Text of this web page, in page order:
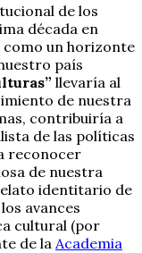
de los
década en
como un horizonte
país
llevaría al
de nuestra
contribuiría a
de las políticas
reconocer
de nuestra
identitario de
avances
cultural (por
de la Academia